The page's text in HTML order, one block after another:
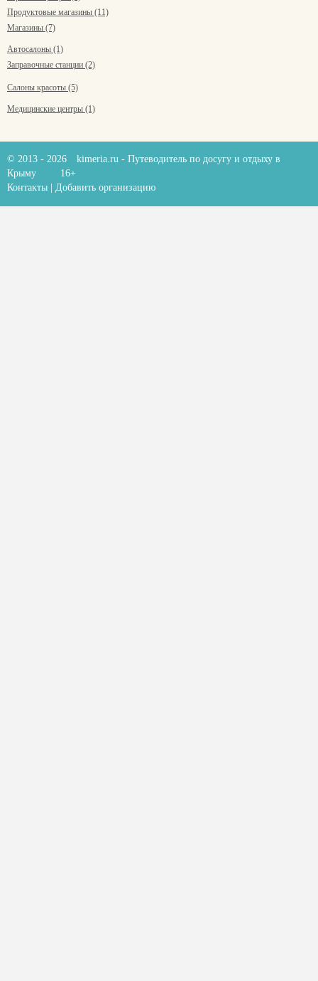
Продуктовые магазины (11)
Магазины (7)
Автосалоны (1)
Заправочные станции (2)
Салоны красоты (5)
Медицинские центры (1)
© 2013 - 2026 kimeria.ru - Путеводитель по досугу и отдыху в
Крыму
16+
Контакты
Добавить организацию